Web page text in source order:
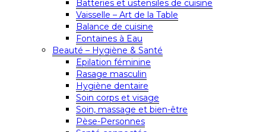
Batteries et ustensiles de cuisine
Vaisselle – Art de la Table
Balance de cuisine
Fontaines à Eau
Beauté – Hygiène & Santé
Epilation féminine
Rasage masculin
Hygiène dentaire
Soin corps et visage
Soin, massage et bien-être
Pèse-Personnes